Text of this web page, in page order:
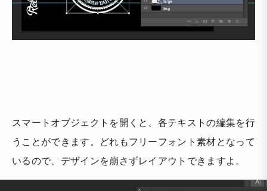
スマートオブジェクトを開くと、各テキストの編集を行
うことができます。どれもフリーフォント素材となって
いるので、デザインを崩さずレイアウトできますよ。